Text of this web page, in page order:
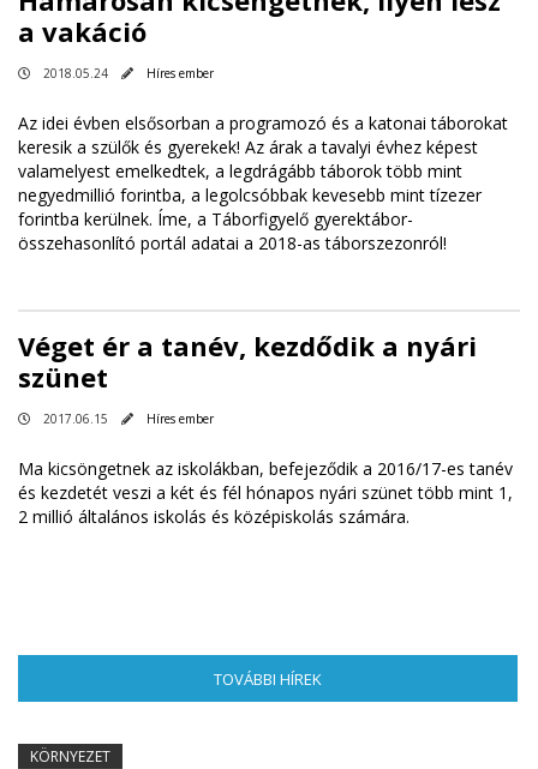
a vakáció
2018.05.24 Híres ember
Az idei évben elsősorban a programozó és a katonai táborokat
keresik a szülők és gyerekek! Az árak a tavalyi évhez képest
valamelyest emelkedtek, a legdrágább táborok több mint
negyedmillió forintba, a legolcsóbbak kevesebb mint tízezer
forintba kerülnek. Íme, a Táborfigyelő gyerektábor-
összehasonlító portál adatai a 2018-as táborszezonról!
Véget ér a tanév, kezdődik a nyári
szünet
2017.06.15 Híres ember
Ma kicsöngetnek az iskolákban, befejeződik a 2016/17-es tanév
és kezdetét veszi a két és fél hónapos nyári szünet több mint 1,
2 millió általános iskolás és középiskolás számára.
TOVÁBBI HÍREK
KÖRNYEZET